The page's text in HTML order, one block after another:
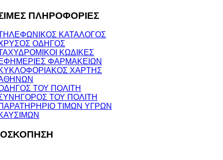
ΠΛΗΡΟΦΟΡΙΕΣ
ΚΑΤΑΛΟΓΟΣ
ΟΔΗΓΟΣ
ΚΩΔΙΚΕΣ
ΦΑΡΜΑΚΕΙΩΝ
ΧΑΡΤΗΣ
ΤΟΥ ΠΟΛΙΤΗ
ΤΟΥ ΠΟΛΙΤΗ
ΤΙΜΩΝ ΥΓΡΩΝ